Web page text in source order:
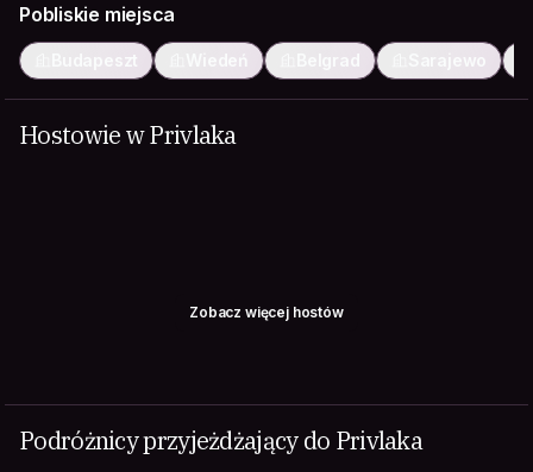
Pobliskie miejsca
Budapeszt Wiedeń Belgrad Sarajewo
Hostowie w Privlaka
Zobacz więcej hostów
Podróżnicy przyjeżdżający do Privlaka